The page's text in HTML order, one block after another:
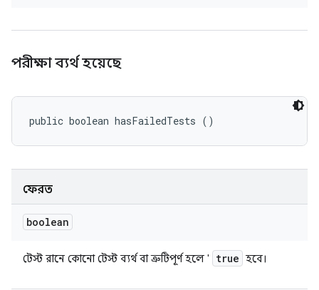
পরীক্ষা ব্যর্থ হয়েছে
public boolean hasFailedTests ()
ফেরত
boolean
টেস্ট রানে কোনো টেস্ট ব্যর্থ বা ত্রুটিপূর্ণ হলে ' true হবে।